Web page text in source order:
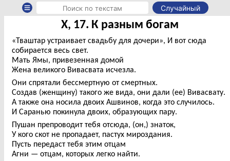
Случайный
X, 17. К разным богам
«Тваштар устраивает свадьбу для дочери», И вот сюда
собирается весь свет.
Мать Ямы, привезенная домой
Жена великого Вивасвата исчезла.
Они спрятали бессмертную от смертных.
Создав (женщину) такого же вида, они дали (ее) Вивасвату.
А также она носила двоих Ашвинов, когда это случилось.
И Саранью покинула двоих, образующих пару.
Пушан препроводит тебя отсюда, (он,) знаток,
У кого скот не пропадает, пастух мироздания.
Пусть передаст тебя этим отцам
Агни — отцам, которых легко найти.